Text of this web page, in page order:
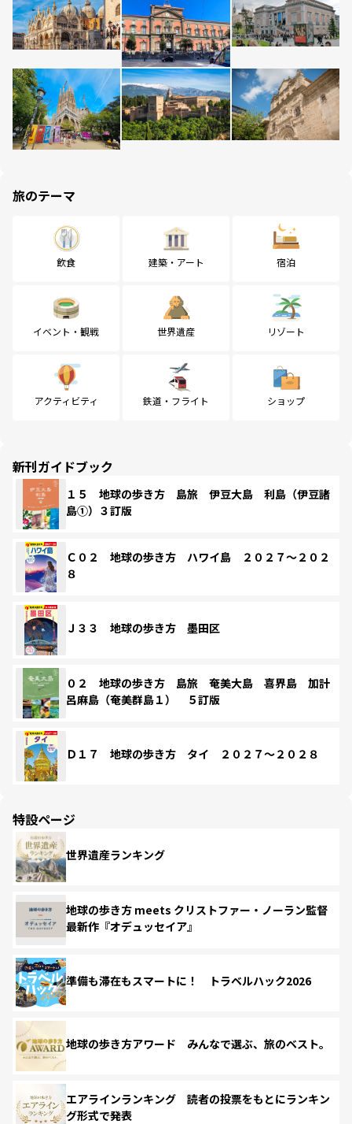
旅のテーマ
飲食 建築・アート 宿泊
イベント・観戦 世界遺産 リゾート
アクティビティ 鉄道・フライト ショップ
新刊ガイドブック
１５ 地球の歩き方 島旅 伊豆大島 利島（伊豆諸
島①）３訂版
Ｃ０２ 地球の歩き方 ハワイ島 ２０２７～２０２
８
Ｊ３３ 地球の歩き方 墨田区
０２ 地球の歩き方 島旅 奄美大島 喜界島 加計
呂麻島（奄美群島１） ５訂版
Ｄ１７ 地球の歩き方 タイ ２０２７～２０２８
特設ページ
世界遺産ランキング
地球の歩き方 meets クリストファー・ノーラン監督
最新作『オデュッセイア』
準備も滞在もスマートに！ トラベルハック2026
地球の歩き方アワード みんなで選ぶ、旅のベスト。
エアラインランキング 読者の投票をもとにランキン
グ形式で発表